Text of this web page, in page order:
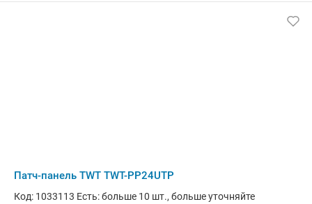
Патч-панель TWT TWT-PP24UTP
Код: 1033113 Есть: больше 10 шт., больше уточняйте